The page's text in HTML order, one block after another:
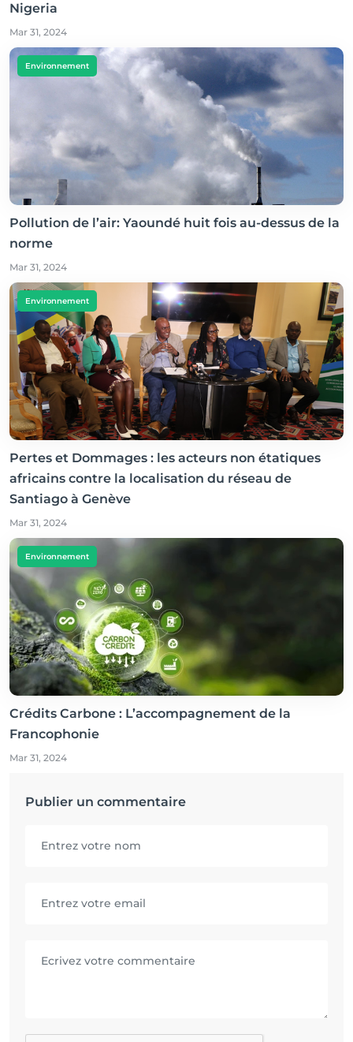
Nigeria
Mar 31, 2024
Environnement
Pollution de l’air: Yaoundé huit fois au-dessus de la
norme
Mar 31, 2024
Environnement
Pertes et Dommages : les acteurs non étatiques
africains contre la localisation du réseau de
Santiago à Genève
Mar 31, 2024
Environnement
Crédits Carbone : L’accompagnement de la
Francophonie
Mar 31, 2024
Publier un commentaire